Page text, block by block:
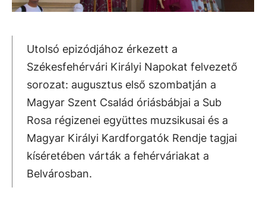
Utolsó epizódjához érkezett a
Székesfehérvári Királyi Napokat felvezető
sorozat: augusztus első szombatján a
Magyar Szent Család óriásbábjai a Sub
Rosa régizenei együttes muzsikusai és a
Magyar Királyi Kardforgatók Rendje tagjai
kíséretében várták a fehérváriakat a
Belvárosban.